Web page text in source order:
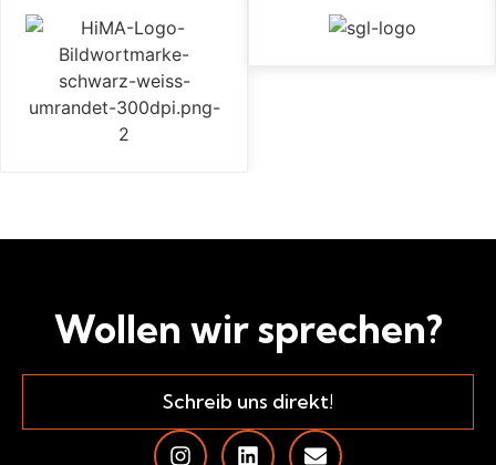
Wollen wir sprechen?
Schreib uns direkt!